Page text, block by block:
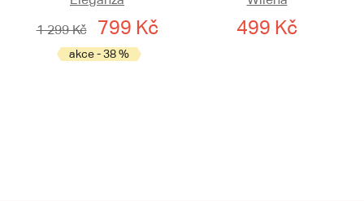
1 299 Kč
799 Kč
akce - 38 %
499 Kč